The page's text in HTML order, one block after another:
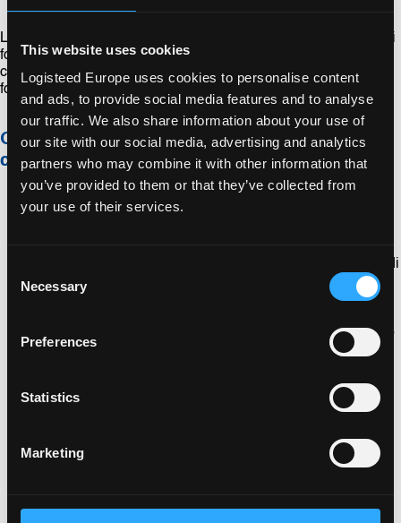
This website uses cookies
Logisteed Europe uses cookies to personalise content
and ads, to provide social media features and to analyse
our traffic. We also share information about your use of
our site with our social media, advertising and analytics
partners who may combine it with other information that
you’ve provided to them or that they’ve collected from
your use of their services.
Selection
Necessary
Preferences
Statistics
Marketing
L’applicazione di una logistica intelligente alla vostra catena di
fornitura vi consente di essere un passo avanti rispetto alla
concorrenza. Desiderate ottimizzare la vostra catena di
fornitura?
Contattateci per scoprire come possiamo aiutarvi!
Quali sono i vantaggi della gestione della
catena di fornitura di LOGISTEED?
delle spedizioni e allo sfruttamento delle opportunità di
stoccaggio condiviso
frequenza senza costi significativamente più elevati, o
di lavorare con spedizioni e consegne just-in-time
Visibilità e ottimizzazione dei livelli delle scorte
Selezione del metodo di spedizione più economico,